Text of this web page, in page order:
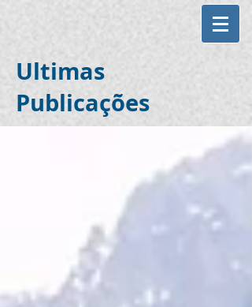
Ultimas
Publicações